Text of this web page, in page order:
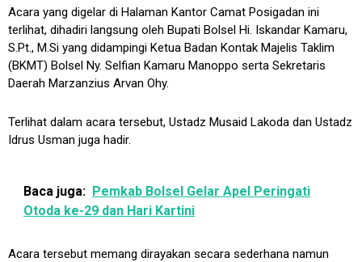
Acara yang digelar di Halaman Kantor Camat Posigadan ini
terlihat, dihadiri langsung oleh Bupati Bolsel Hi. Iskandar Kamaru,
S.Pt., M.Si yang didampingi Ketua Badan Kontak Majelis Taklim
(BKMT) Bolsel Ny. Selfian Kamaru Manoppo serta Sekretaris
Daerah Marzanzius Arvan Ohy.
Terlihat dalam acara tersebut, Ustadz Musaid Lakoda dan Ustadz
Idrus Usman juga hadir.
Baca juga: Pemkab Bolsel Gelar Apel Peringati
Otoda ke-29 dan Hari Kartini
Acara tersebut memang dirayakan secara sederhana namun